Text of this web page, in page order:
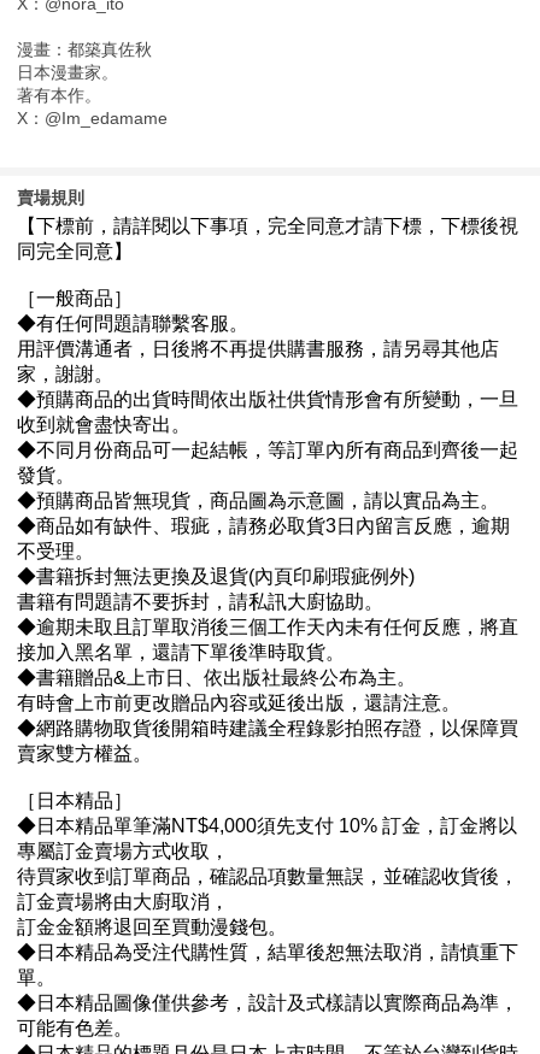
X：@nora_ito
漫畫：都築真佐秋
日本漫畫家。
著有本作。
X：@Im_edamame
賣場規則